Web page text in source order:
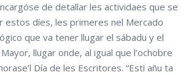
de detallar les actividaes que se
estos díes, les primeres nel Mercado
que va tener llugar el sábadu y el
llugar onde, al igual que l’ochobre
Día de les Escritores. “Esti añu ta